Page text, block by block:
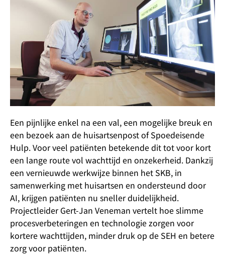
Een pijnlijke enkel na een val, een mogelijke breuk en
een bezoek aan de huisartsenpost of Spoedeisende
Hulp. Voor veel patiënten betekende dit tot voor kort
een lange route vol wachttijd en onzekerheid. Dankzij
een vernieuwde werkwijze binnen het SKB, in
samenwerking met huisartsen en ondersteund door
AI, krijgen patiënten nu sneller duidelijkheid.
Projectleider Gert-Jan Veneman vertelt hoe slimme
procesverbeteringen en technologie zorgen voor
kortere wachttijden, minder druk op de SEH en betere
zorg voor patiënten.